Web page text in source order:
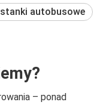
autobusowe
– ponad